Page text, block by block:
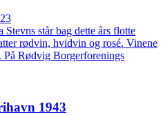
står bag dette års flotte
rødvin, hvidvin og rosé. Vinene
Rødvig Borgerforenings
1943